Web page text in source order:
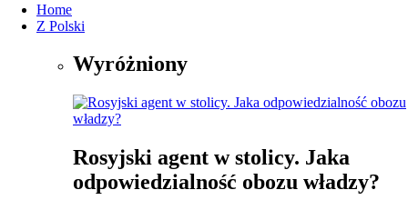
Home
Z Polski
Wyróżniony
Rosyjski agent w stolicy. Jaka
odpowiedzialność obozu władzy?